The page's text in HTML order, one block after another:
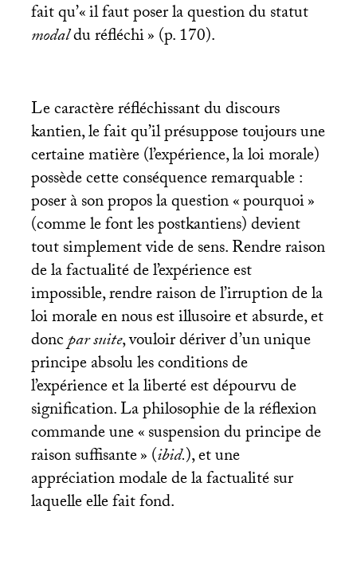
fait qu’«il faut poser la question du statut
modaldu réfléchi» (p. 170).
Le caractère réfléchissant du discours
kantien, le fait qu’il présuppose toujours une
certaine matière (l’expérience, la loi morale)
possède cette conséquence remarquable :
poser à son propos la question «pourquoi»
(comme le font les postkantiens) devient
tout simplement vide de sens. Rendre raison
de la factualité de l’expérience est
impossible, rendre raison de l’irruption de la
loi morale en nous est illusoire et absurde, et
doncpar suite, vouloir dériver d’un unique
principe absolu les conditions de
l’expérience et la liberté est dépourvu de
signification. La philosophie de la réflexion
commande une «suspension du principe de
raison suffisante» (ibid.), et une
appréciation modale de la factualité sur
laquelle elle fait fond.